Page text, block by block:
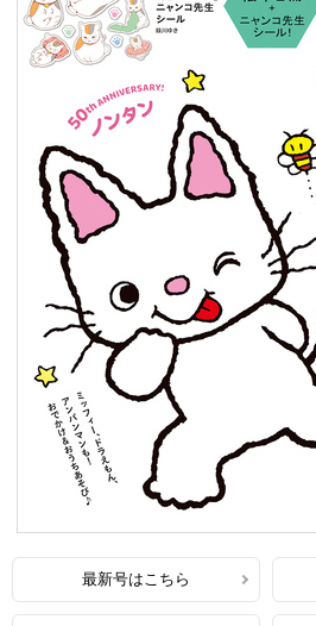
最新号はこちら